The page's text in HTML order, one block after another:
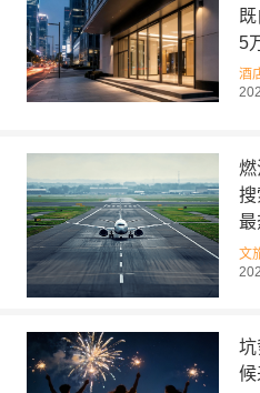
5
酒
燃
搜
最
文
坑
候